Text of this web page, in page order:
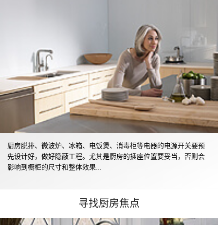
厨房脱排、微波炉、冰箱、电饭煲、消毒柜等电器的电源开关要预
先设计好，做好隐蔽工程。尤其是厨房的插座位置要妥当，否则会
影响到橱柜的尺寸和整体效果...
寻找厨房焦点